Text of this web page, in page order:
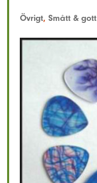
Övrigt, Smått & gott